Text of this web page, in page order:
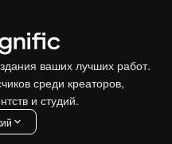
ваших лучших работ.
среди креаторов,
и студий.